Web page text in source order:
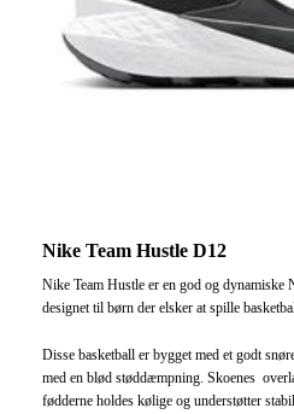
Nike Team Hustle D12
Nike Team Hustle er en god og
designet til børn der elsker at spille
Disse basketball er bygget med et godt
med en blød støddæmpning. Skoenes
fødderne holdes kølige og understøtter